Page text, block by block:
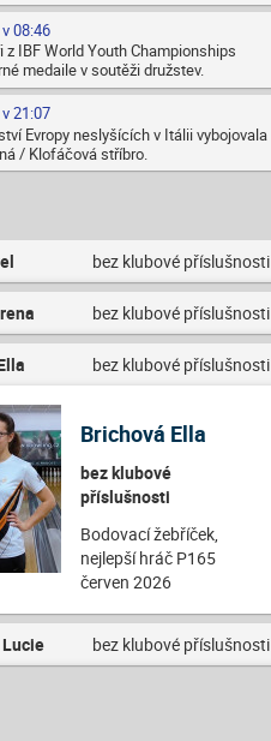
08:46
z IBF World Youth Championships
medaile v soutěži družstev.
21:07
Evropy neslyšících v Itálii vybojovala
/ Klofáčová stříbro.
bez klubové příslušnosti
bez klubové příslušnosti
bez klubové příslušnosti
Brichová Ella
bez klubové
příslušnosti
Bodovací žebříček,
nejlepší hráč P165
červen 2026
bez klubové příslušnosti